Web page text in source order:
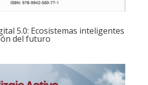
5.0: Ecosistemas inteligentes
del futuro